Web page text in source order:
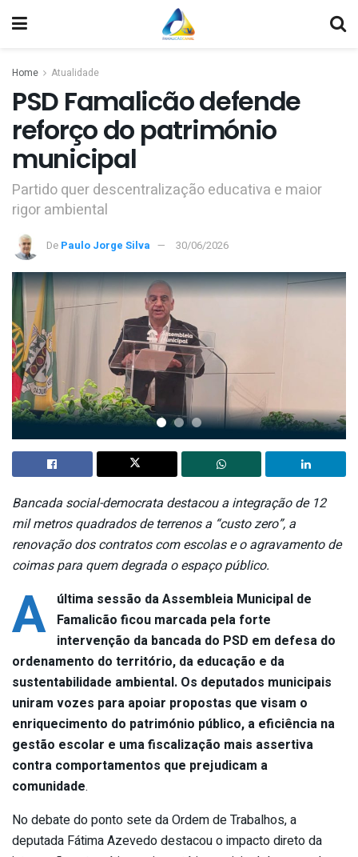
Home Atualidade
PSD Famalicão defende
reforço do património
municipal
Partido quer descentralização educativa e maior
rigor ambiental
De Paulo Jorge Silva 30/06/2026
Bancada social-democrata destacou a integração de 12
mil metros quadrados de terrenos a “custo zero”, a
renovação dos contratos com escolas e o agravamento de
coimas para quem degrada o espaço público.
A última sessão da Assembleia Municipal de
Famalicão ficou marcada pela forte
intervenção da bancada do PSD em defesa do
ordenamento do território, da educação e da
sustentabilidade ambiental. Os deputados municipais
uniram vozes para apoiar propostas que visam o
enriquecimento do património público, a eficiência na
gestão escolar e uma fiscalização mais assertiva
contra comportamentos que prejudicam a
comunidade.
No debate do ponto sete da Ordem de Trabalhos, a
deputada Fátima Azevedo destacou o impacto direto da